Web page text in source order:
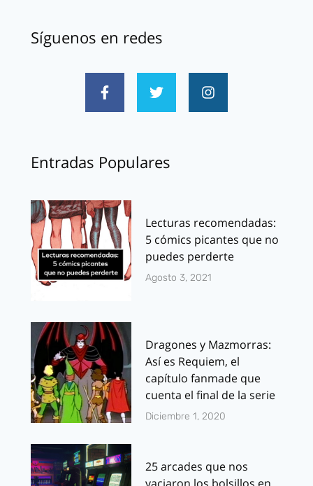
Síguenos en redes
Entradas Populares
Lecturas recomendadas:
5 cómics picantes que no
puedes perderte
Agosto 3, 2021
Dragones y Mazmorras:
Así es Requiem, el
capítulo fanmade que
cuenta el final de la serie
Diciembre 1, 2020
25 arcades que nos